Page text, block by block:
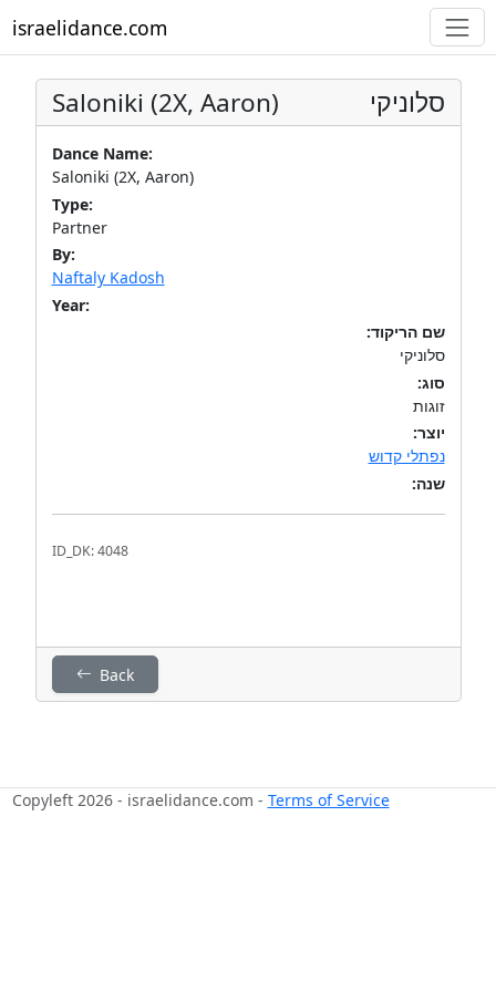
israelidance.com
Saloniki (2X, Aaron) סלוניקי
Dance Name:
Saloniki (2X, Aaron)
Type:
Partner
By:
Naftaly Kadosh
Year:
שם הריקוד:
סלוניקי
סוג:
זוגות
יוצר:
נפתלי קדוש
שנה:
ID_DK: 4048
Back
Copyleft 2026 - israelidance.com - Terms of Service